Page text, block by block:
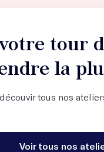
tour
la
tous nos
Voir tous nos